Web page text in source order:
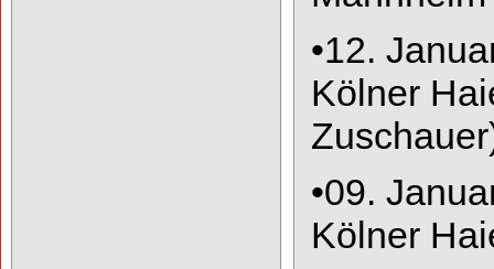
•12.
Kölner
•09.
Kölner